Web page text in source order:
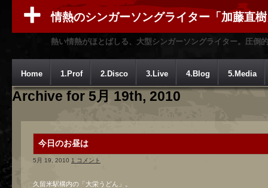
情熱のシンガーソングライター「加藤直
熱い情熱がほとばしる、大型シンガーソングライター。圧倒
Home 1.Prof 2.Disco 3.Live 4.Blog 5.Media
Archive for 5月 19th, 2010
今日のお昼は
5月 19, 2010 1 コメント
久留米駅構内の「大栄うどん」。